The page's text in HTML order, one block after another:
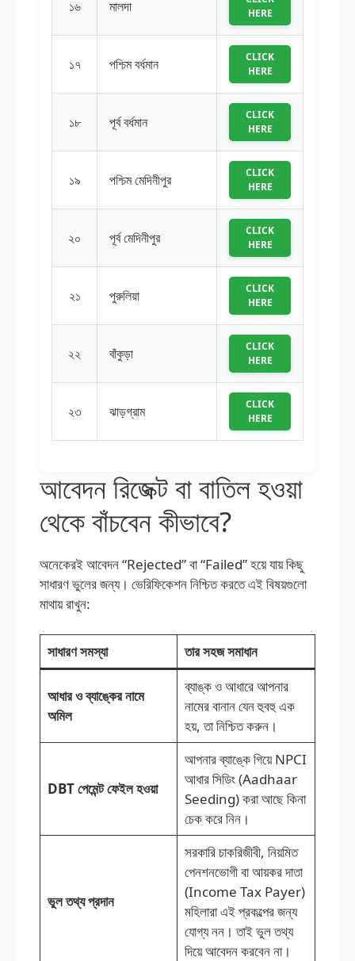
১৬ মালদা
HERE
১৭ পশ্চিম বর্ধমান
CLICK
HERE
১৮ পূর্ব বর্ধমান
CLICK
HERE
১৯ পশ্চিম মেদিনীপুর
CLICK
HERE
২০ পূর্ব মেদিনীপুর
CLICK
HERE
২১ পুরুলিয়া
CLICK
HERE
২২ বাঁকুড়া
CLICK
HERE
২৩ ঝাড়গ্রাম
CLICK
HERE
আবেদন রিজেক্ট বা বাতিল হওয়া
থেকে বাঁচবেন কীভাবে?
অনেকেরই আবেদন “Rejected” বা “Failed” হয়ে যায় কিছু
সাধারণ ভুলের জন্য। ভেরিফিকেশন নিশ্চিত করতে এই বিষয়গুলো
মাথায় রাখুন:
সাধারণ সমস্যা তার সহজ সমাধান
আধার ও ব্যাঙ্কের নামে
অমিল
ব্যাঙ্ক ও আধারে আপনার
নামের বানান যেন হুবহু এক
হয়, তা নিশ্চিত করুন।
DBT পেমেন্ট ফেইল হওয়া
আপনার ব্যাঙ্কে গিয়ে NPCI
আধার সিডিং (Aadhaar
Seeding) করা আছে কিনা
চেক করে নিন।
ভুল তথ্য প্রদান
সরকারি চাকরিজীবী, নিয়মিত
পেনশনভোগী বা আয়কর দাতা
(Income Tax Payer)
মহিলারা এই প্রকল্পের জন্য
যোগ্য নন। তাই ভুল তথ্য
দিয়ে আবেদন করবেন না।